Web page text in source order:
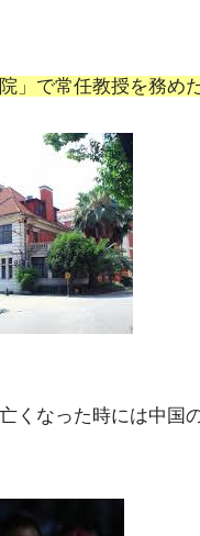
院」で常任教授を務め
くなった時には中国